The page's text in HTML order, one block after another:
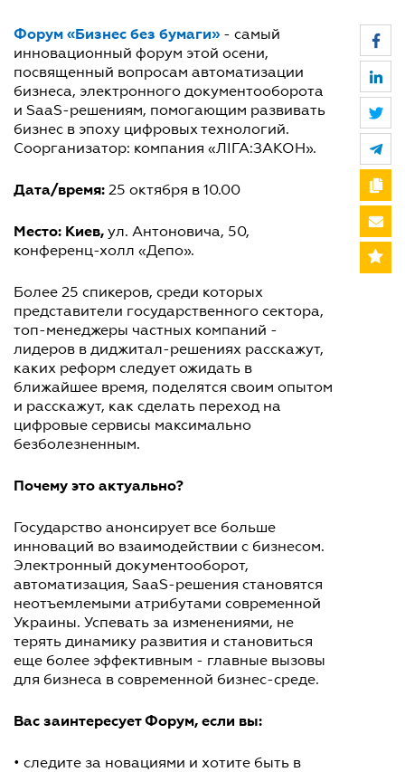
Форум «Бизнес без бумаги» - самый
инновационный форум этой осени,
посвященный вопросам автоматизации
бизнеса, электронного документооборота
и SaaS-решениям, помогающим развивать
бизнес в эпоху цифровых технологий.
Соорганизатор: компания «ЛІГА:ЗАКОН».
Дата/время: 25 октября в 10.00
Место: Киев, ул. Антоновича, 50,
конференц-холл «Депо».
Более 25 спикеров, среди которых
представители государственного сектора,
топ-менеджеры частных компаний -
лидеров в диджитал-решениях расскажут,
каких реформ следует ожидать в
ближайшее время, поделятся своим опытом
и расскажут, как сделать переход на
цифровые сервисы максимально
безболезненным.
Почему это актуально?
Государство анонсирует все больше
инноваций во взаимодействии с бизнесом.
Электронный документооборот,
автоматизация, SaaS-решения становятся
неотъемлемыми атрибутами современной
Украины. Успевать за изменениями, не
терять динамику развития и становиться
еще более эффективным - главные вызовы
для бизнеса в современной бизнес-среде.
Вас заинтересует Форум, если вы:
• следите за новациями и хотите быть в